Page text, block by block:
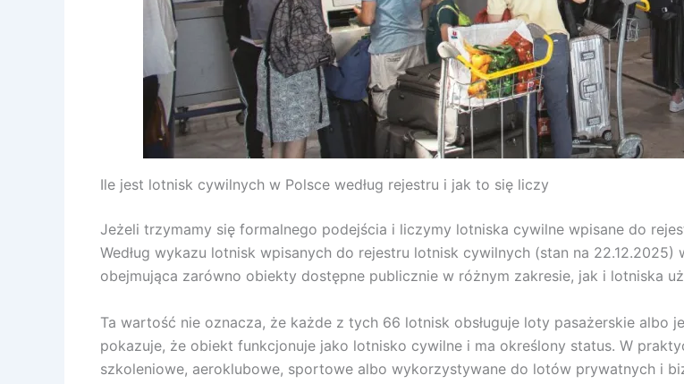
Ile jest lotnisk cywilnych w Polsce według rejestru i jak to się liczy
Jeżeli trzymamy się formalnego podejścia i liczymy lotniska cywilne wpisane do
Według wykazu lotnisk wpisanych do rejestru lotnisk cywilnych (stan na 22.12.2025)
obejmująca zarówno obiekty dostępne publicznie w różnym zakresie, jak i lotniska
Ta wartość nie oznacza, że każde z tych 66 lotnisk obsługuje loty pasażerskie albo
pokazuje, że obiekt funkcjonuje jako lotnisko cywilne i ma określony status. W
szkoleniowe, aeroklubowe, sportowe albo wykorzystywane do lotów prywatnych i